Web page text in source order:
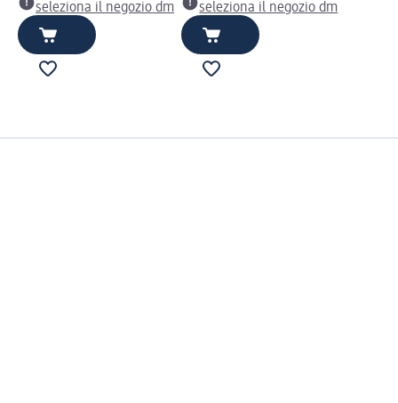
seleziona il negozio dm
seleziona il negozio dm